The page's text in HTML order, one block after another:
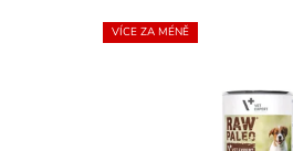
VÍCE ZA MÉNĚ